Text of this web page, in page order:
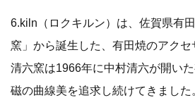
6.kiln（ロクキルン）は、佐賀県有
窯」から誕生した、有田焼のアクセ
清六窯は1966年に中村清六が開い
磁の曲線美を追求し続けてきまし